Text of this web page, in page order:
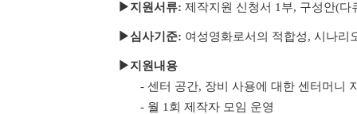
▶지원서류: 제작지원 신청서 1부, 구성안(다
▶심사기준: 여성영화로서의 적합성, 시나리
▶지원내용
- 센터 공간, 장비 사용에 대한 센터머니
- 월 1회 제작자 모임 운영